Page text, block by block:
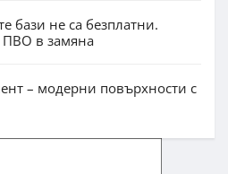
бази не са безплатни.
ПВО в замяна
– модерни повърхности с